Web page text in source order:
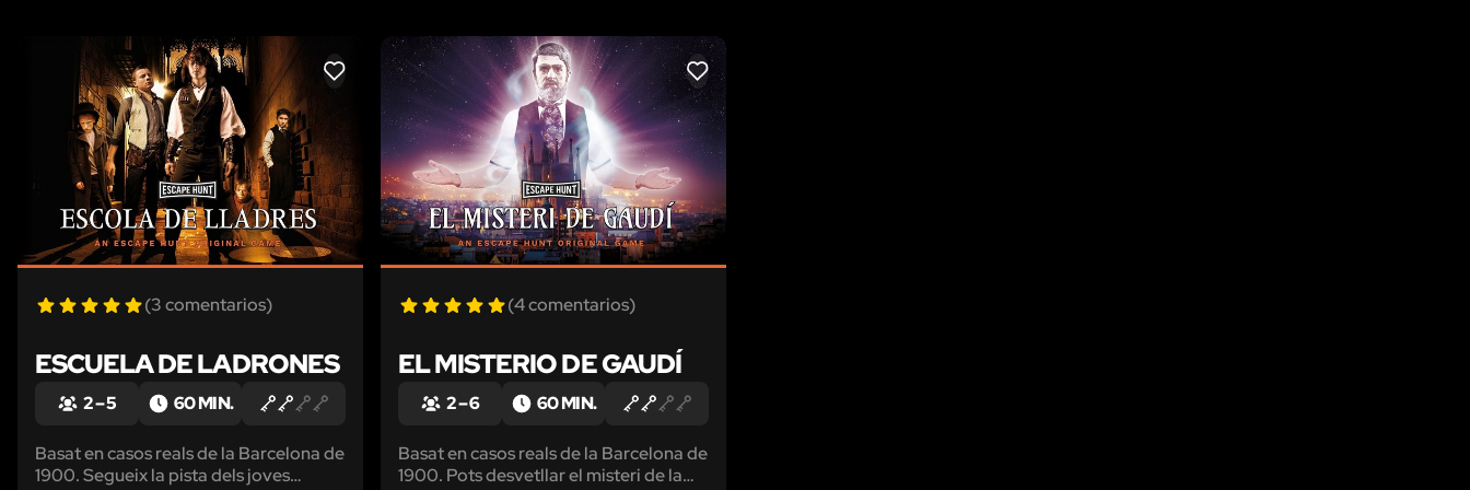
LIKE
(3 comentarios)
ESCUELA DE LADRONES
2 – 5 60 MIN.
Basat en casos reals de la Barcelona de
1900. Segueix la pista dels joves
LIKE
(4 comentarios)
EL MISTERIO DE GAUDÍ
2 – 6 60 MIN.
Basat en casos reals de la Barcelona de
1900. Pots desvetllar el misteri de la